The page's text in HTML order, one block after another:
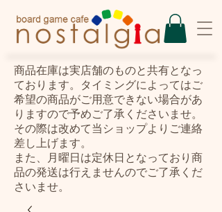
​商品在庫は実店舗のものと共有となっ
ております。タイミングによってはご
希望の商品がご用意できない場合があ
りますので予めご了承くださいませ。
その際は改めて当ショップよりご連絡
差し上げます。
また、月曜日は定休日となっており商
品の発送は行えませんのでご了承くだ
さいませ。